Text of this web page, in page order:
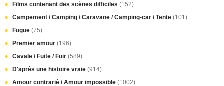
Films contenant des scènes difficiles (152)
Campement / Camping / Caravane / Camping-car / Tente (101)
Fugue (75)
Premier amour (196)
Cavale / Fuite / Fuir (589)
D'après une histoire vraie (914)
Amour contrarié / Amour impossible (1002)